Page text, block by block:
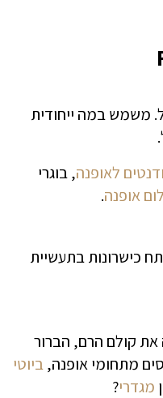
משמש במה ייחודית
לאופנה, בוגרי
אופנה.
כישרונות בתעשיית
קולם הרם, הברור
מתחומי אופנה,ביוטי
מגדרי?